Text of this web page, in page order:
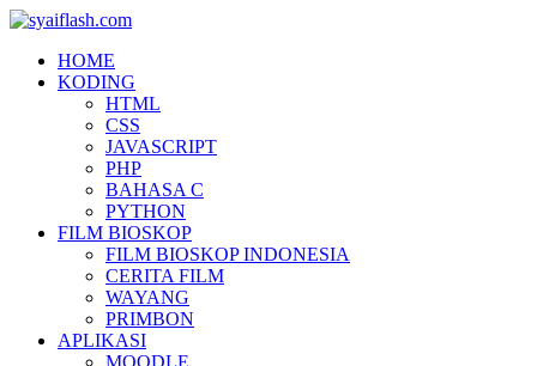
HOME
KODING
HTML
CSS
JAVASCRIPT
PHP
BAHASA C
PYTHON
FILM BIOSKOP
FILM BIOSKOP INDONESIA
CERITA FILM
WAYANG
PRIMBON
APLIKASI
MOODLE